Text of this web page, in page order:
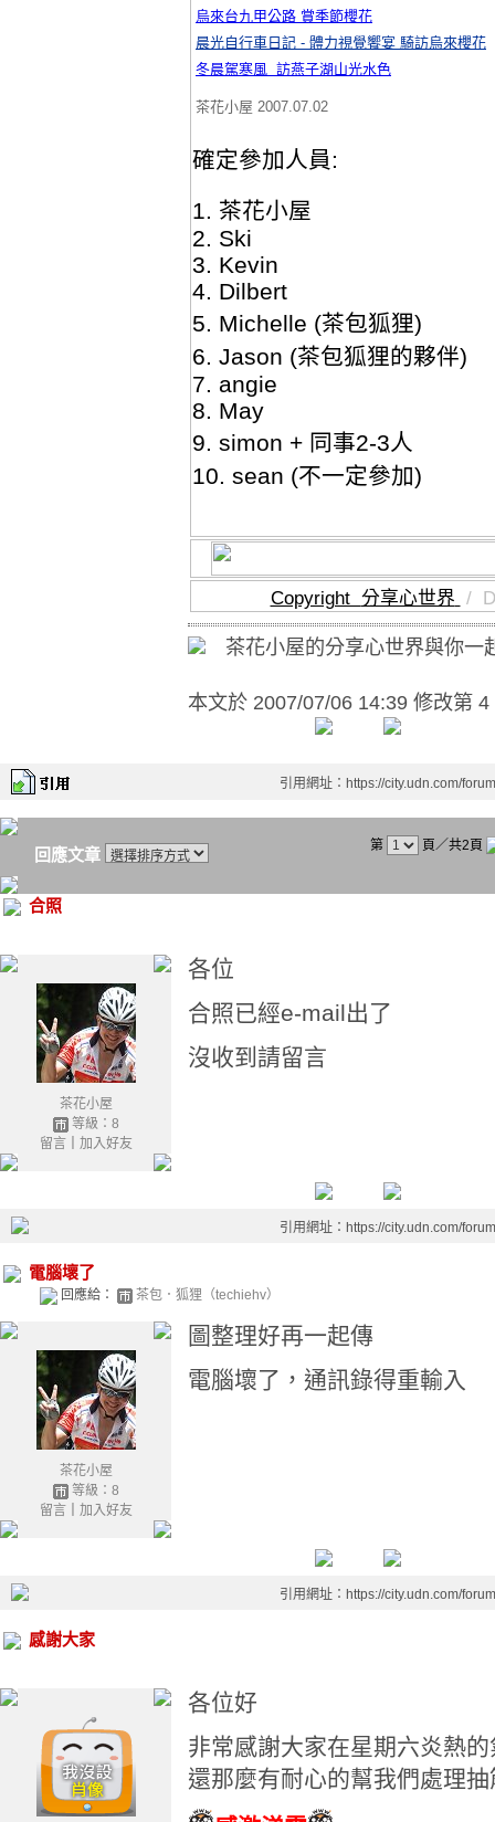
烏來台九甲公路 賞季節櫻花
晨光自行車日記 - 體力視覺饗宴 騎訪烏來櫻花
冬晨駕寒風 訪燕子湖山光水色
茶花小屋 2007.07.02
確定參加人員:
1. 茶花小屋
2. Ski
3. Kevin
4. Dilbert
5. Michelle (茶包狐狸)
6. Jason (茶包狐狸的夥伴)
7. angie
8. May
9. simon + 同事2-3人
10. sean (不一定參加)
Copyright 分享心世界 /
茶花小屋的分享心世界與你一
本文於 2007/07/06 14:39 修改第 4
引用網址：https://city.udn.com/
回應文章 第 頁／共2頁
合照
茶花小屋
等級：8
留言｜ 加入好友
各位
合照已經e-mail出了
沒收到請留言
引用網址：https://city.udn.com/
電腦壞了
回應給： 茶包．狐狸（techiehv）
茶花小屋
等級：8
留言｜ 加入好友
圖整理好再一起傳
電腦壞了，通訊錄得重輸入
引用網址：https://city.udn.com/
感謝大家
各位好
非常感謝大家在星期六炎熱
還那麼有耐心的幫我們處理抽